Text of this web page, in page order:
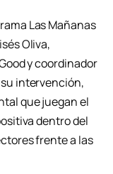
Las Mañanas
Oliva,
y coordinador
su intervención,
que juegan el
dentro del
frente a las